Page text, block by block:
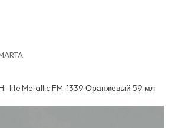
lite Metallic FM-1339 Оранжевый 59 мл